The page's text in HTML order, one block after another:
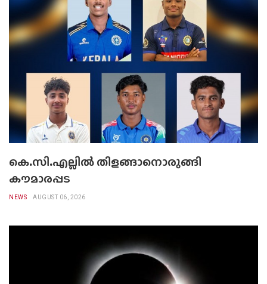
കെ.സി.എല്ലിൽ തിളങ്ങാനൊരുങ്ങി
കൗമാരപ്പട
NEWS AUGUST 06, 2026